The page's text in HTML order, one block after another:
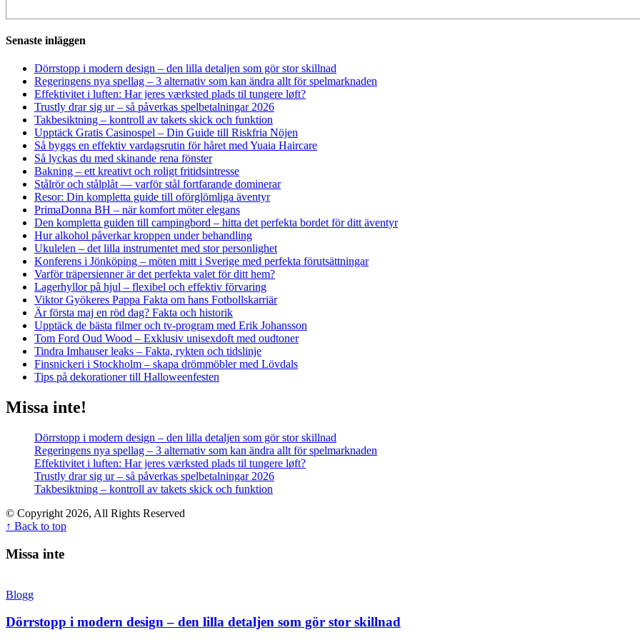
Senaste inläggen
Dörrstopp i modern design – den lilla detaljen som gör stor skillnad
Regeringens nya spellag – 3 alternativ som kan ändra allt för spelmarknaden
Effektivitet i luften: Har jeres værksted plads til tungere løft?
Trustly drar sig ur – så påverkas spelbetalningar 2026
Takbesiktning – kontroll av takets skick och funktion
Upptäck Gratis Casinospel – Din Guide till Riskfria Nöjen
Så byggs en effektiv vardagsrutin för håret med Yuaia Haircare
Så lyckas du med skinande rena fönster
Bakning – ett kreativt och roligt fritidsintresse
Stålrör och stålplåt — varför stål fortfarande dominerar
Resor: Din kompletta guide till oförglömliga äventyr
PrimaDonna BH – när komfort möter elegans
Den kompletta guiden till campingbord – hitta det perfekta bordet för ditt äventyr
Hur alkohol påverkar kroppen under behandling
Ukulelen – det lilla instrumentet med stor personlighet
Konferens i Jönköping – möten mitt i Sverige med perfekta förutsättningar
Varför träpersienner är det perfekta valet för ditt hem?
Lagerhyllor på hjul – flexibel och effektiv förvaring
Viktor Gyökeres Pappa Fakta om hans Fotbollskarriär
Är första maj en röd dag? Fakta och historik
Upptäck de bästa filmer och tv-program med Erik Johansson
Tom Ford Oud Wood – Exklusiv unisexdoft med oudtoner
Tindra Imhauser leaks – Fakta, rykten och tidslinje
Finsnickeri i Stockholm – skapa drömmöbler med Lövdals
Tips på dekorationer till Halloweenfesten
Missa inte!
Dörrstopp i modern design – den lilla detaljen som gör stor skillnad
Regeringens nya spellag – 3 alternativ som kan ändra allt för spelmarknaden
Effektivitet i luften: Har jeres værksted plads til tungere løft?
Trustly drar sig ur – så påverkas spelbetalningar 2026
Takbesiktning – kontroll av takets skick och funktion
© Copyright 2026, All Rights Reserved
↑ Back to top
Missa inte
Blogg
Dörrstopp i modern design – den lilla detaljen som gör stor skillnad